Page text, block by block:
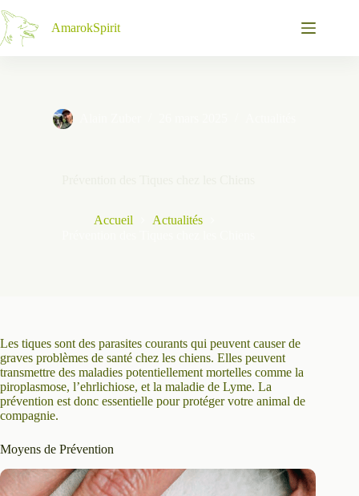
au
contenu
AmarokSpirit
Accueil
Actualités
Les tiques sont des parasites courants qui peuvent causer de
graves problèmes de santé chez les chiens. Elles peuvent
transmettre des maladies potentiellement mortelles comme la
piroplasmose, l’ehrlichiose, et la maladie de Lyme. La
prévention est donc essentielle pour protéger votre animal de
compagnie.
Moyens de Prévention